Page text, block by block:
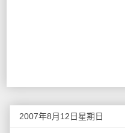
2007年8月12日星期日